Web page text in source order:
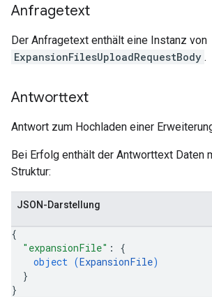
Anfragetext
Der Anfragetext enthält eine Instanz von
ExpansionFilesUploadRequestBody .
Antworttext
Antwort zum Hochladen einer
Bei Erfolg enthält der Antworttext Daten
Struktur:
JSON-Darstellung
{
"expansionFile" : {
object (ExpansionFile)
}
}